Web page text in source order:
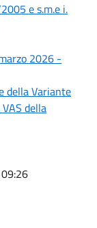
e s.m.e i.
2026 -
della Variante
della